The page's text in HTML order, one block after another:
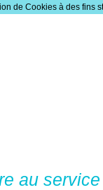
de Cookies à des fins
au